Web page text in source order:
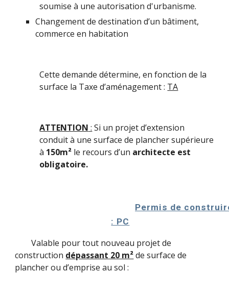
soumise à une autorisation d'urbanisme.
Changement de destination d’un bâtiment,
commerce en habitation
Cette demande détermine, en fonction de la
surface la Taxe d’aménagement : TA
ATTENTION : Si un projet d’extension
conduit à une surface de plancher supérieure
à 150m² le recours d’un architecte est
obligatoire.
Permis de
: PC
Valable pour tout nouveau projet de
construction dépassant 20 m²de surface de
plancher ou d’emprise au sol :